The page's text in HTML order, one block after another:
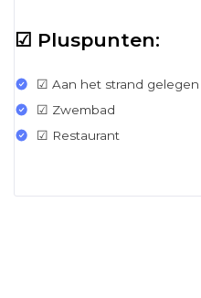
☑ Pluspunten:
☑ Aan het strand gelegen
☑ Zwembad
☑ Restaurant